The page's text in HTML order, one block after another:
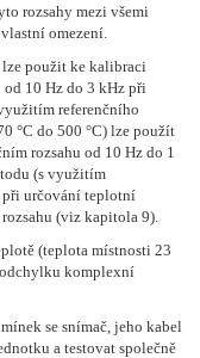
rozsahy mezi všemi
omezení.
použit ke kalibraci
10 Hz do 3 kHz při
referenčního
°C do 500 °C) lze použít
rozsahu od 10 Hz do 1
(s využitím
při určování teplotní
(viz kapitola 9).
(teplota místnosti 23
odchylku komplexní
se snímač, jeho kabel
a testovat společně